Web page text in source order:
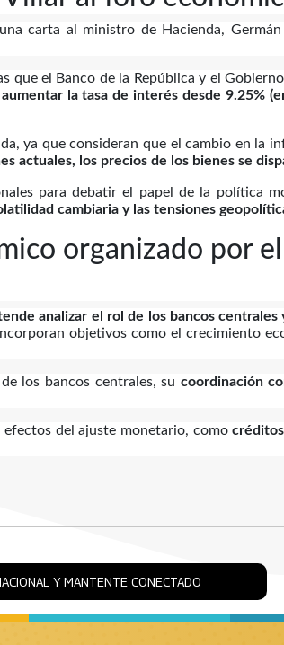
carta al ministro de Hacienda, Germán
que el Banco de la República y el
aumentar la tasa de interés desde 9.25%
ya que consideran que el cambio en la
actuales, los precios de los bienes se
para debatir el papel de la política
cambiaria y las tensiones
organizado por
analizar el rol de los bancos centrales
objetivos como el crecimiento
los bancos centrales, su coordinación
efectos del ajuste monetario, como
Y MANTENTE CONECTADO